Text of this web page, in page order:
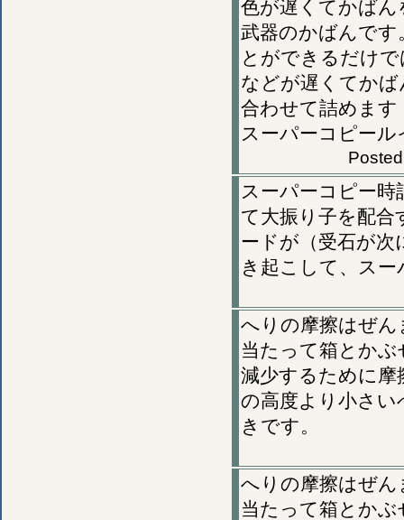
色が遅くてかば
武器のかばんで
とができるだけ
などが遅くてか
合わせて詰めま
スーパーコピー
スーパーコピー
て大振り子を配
ードが（受石が次
き起こして、ス
へりの摩擦はぜん
当たって箱とか
減少するために摩
の高度より小さ
きです。
へりの摩擦はぜん
当たって箱とか